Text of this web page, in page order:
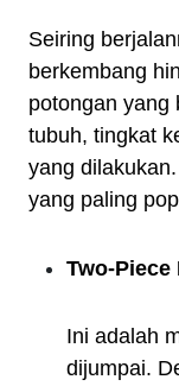
Seiring
berkembang
potongan yang
tubuh, tingkat
yang
yang paling
Two-Piece
Ini adalah
dijumpai.